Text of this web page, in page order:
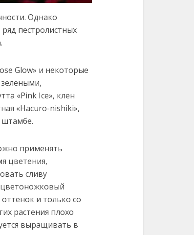
Однако
пестролистных
Glow» и некоторые
«Pink Ice», клен
«Насuro-nishiki»,
штамбе.
применять
цветения,
сливу
и только со
растения плохо
выращивать в